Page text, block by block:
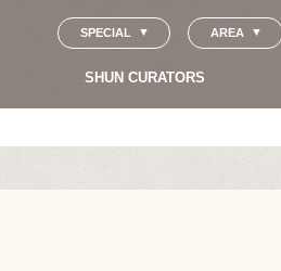
SPECIAL AREA
SHUN CURATORS